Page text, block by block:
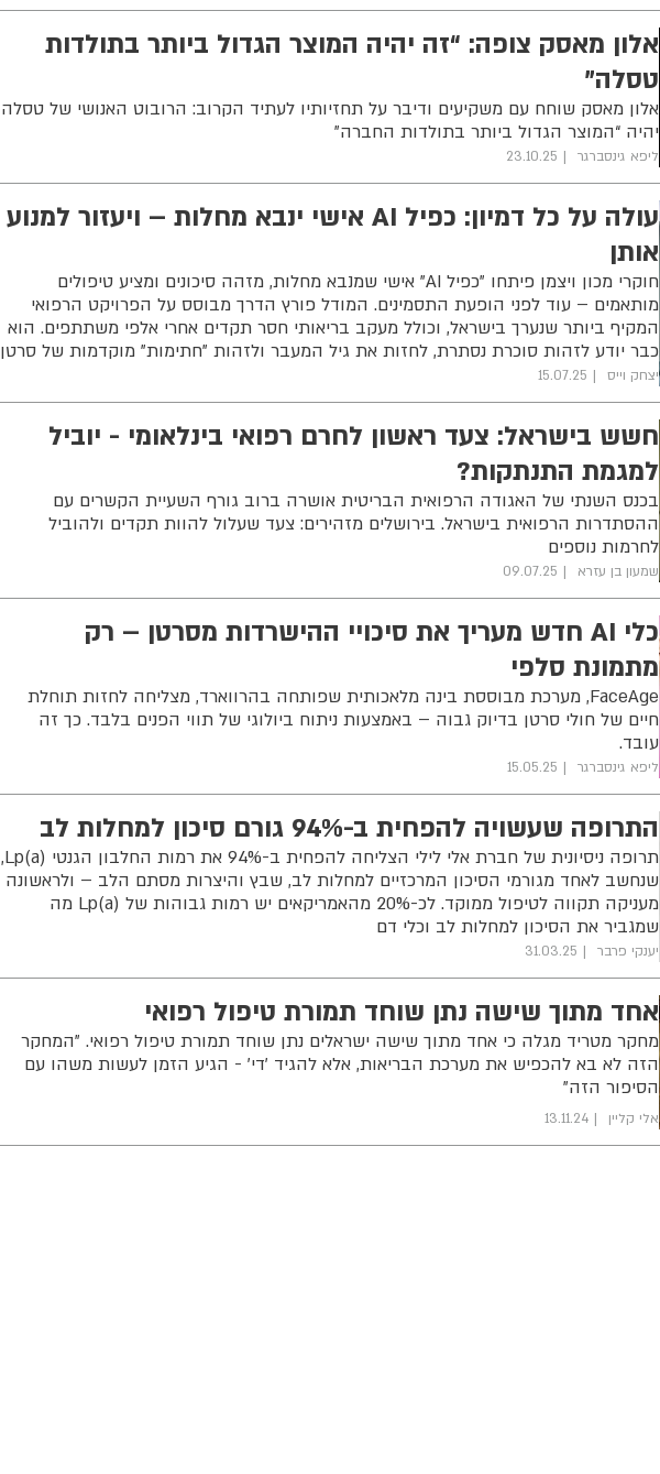
אלון מאסק צופה: “זה יהיה המוצר הגדול ביותר בתולדות
טסלה”
אלון מאסק שוחח עם משקיעים ודיבר על תחזיותיו לעתיד הקרוב: הרובוט האנושי של טסלה
יהיה “המוצר הגדול ביותר בתולדות החברה”
ליפא גינסברגר 23.10.25
עולה על כל דמיון: כפיל AI אישי ינבא מחלות – ויעזור למנוע
אותן
חוקרי מכון ויצמן פיתחו "כפיל AI" אישי שמנבא מחלות, מזהה סיכונים ומציע טיפולים
מותאמים – עוד לפני הופעת התסמינים. המודל פורץ הדרך מבוסס על הפרויקט הרפואי
המקיף ביותר שנערך בישראל, וכולל מעקב בריאותי חסר תקדים אחרי אלפי משתתפים. הוא
כבר יודע לזהות סוכרת נסתרת, לחזות את גיל המעבר ולזהות "חתימות" מוקדמות של סרטן
יצחק וייס 15.07.25
חשש בישראל: צעד ראשון לחרם רפואי בינלאומי - יוביל
למגמת התנתקות?
בכנס השנתי של האגודה הרפואית הבריטית אושרה ברוב גורף השעיית הקשרים עם
ההסתדרות הרפואית בישראל. בירושלים מזהירים: צעד שעלול להוות תקדים ולהוביל
לחרמות נוספים
שמעון בן עזרא 09.07.25
כלי AI חדש מעריך את סיכויי ההישרדות מסרטן – רק
מתמונת סלפי
FaceAge, מערכת מבוססת בינה מלאכותית שפותחה בהרווארד, מצליחה לחזות תוחלת
חיים של חולי סרטן בדיוק גבוה – באמצעות ניתוח ביולוגי של תווי הפנים בלבד. כך זה
עובד.
ליפא גינסברגר 15.05.25
התרופה שעשויה להפחית ב-94% גורם סיכון למחלות לב
תרופה ניסיונית של חברת אלי לילי הצליחה להפחית ב-94% את רמות החלבון הגנטי Lp(a),
שנחשב לאחד מגורמי הסיכון המרכזיים למחלות לב, שבץ והיצרות מסתם הלב – ולראשונה
מעניקה תקווה לטיפול ממוקד. לכ-20% מהאמריקאים יש רמות גבוהות של Lp(a) מה
שמגביר את הסיכון למחלות לב וכלי דם
יענקי פרבר 31.03.25
אחד מתוך שישה נתן שוחד תמורת טיפול רפואי
מחקר מטריד מגלה כי אחד מתוך שישה ישראלים נתן שוחד תמורת טיפול רפואי. "המחקר
הזה לא בא להכפיש את מערכת הבריאות, אלא להגיד 'די' - הגיע הזמן לעשות משהו עם
הסיפור הזה"
אלי קליין 13.11.24